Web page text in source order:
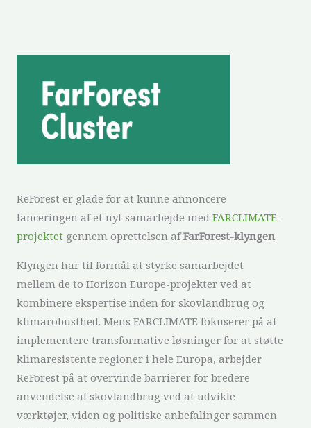
ReForest er glade for at kunne annoncere
lanceringen af et nyt samarbejde med FARCLIMATE-
projektet gennem oprettelsen afFarForest-klyngen.
Klyngen har til formål at styrke samarbejdet
mellem de to Horizon Europe-projekter ved at
kombinere ekspertise inden for skovlandbrug og
klimarobusthed. Mens FARCLIMATE fokuserer på at
implementere transformative løsninger for at støtte
klimaresistente regioner i hele Europa, arbejder
ReForest på at overvinde barrierer for bredere
anvendelse af skovlandbrug ved at udvikle
værktøjer, viden og politiske anbefalinger sammen